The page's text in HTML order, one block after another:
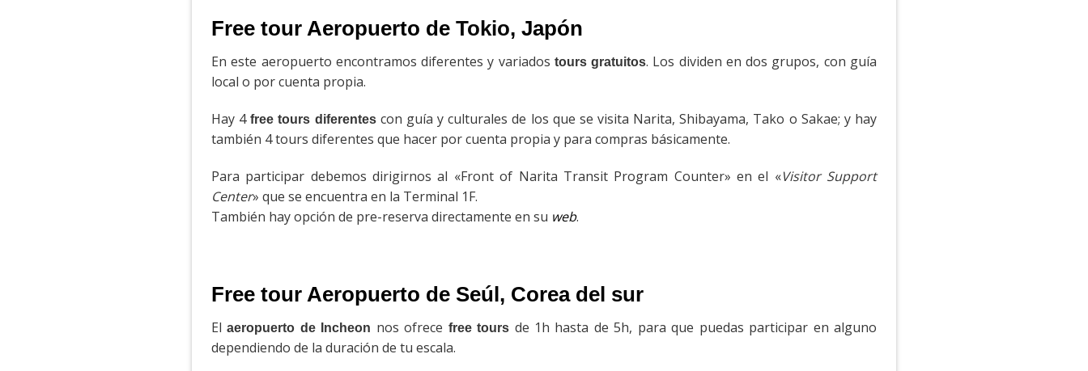
Free tour Aeropuerto de Tokio, Japón
En este aeropuerto encontramos diferentes y variados tours gratuitos. Los dividen en dos grupos, con guía
local o por cuenta propia.
Hay 4free tours diferentescon guía y culturales de los que se visita Narita, Shibayama, Tako o Sakae; y hay
también 4 tours diferentes que hacer por cuenta propia y para compras básicamente.
Para participar debemos dirigirnos al «Front of Narita Transit Program Counter» en el «Visitor Support
Center» que se encuentra en la Terminal 1F.
También hay opción de pre-reserva directamente en su web.
Free tour Aeropuerto de Seúl, Corea del sur
Elaeropuerto de Incheon nos ofrece free tours de 1h hasta de 5h, para que puedas participar en alguno
dependiendo de la duración de tu escala.